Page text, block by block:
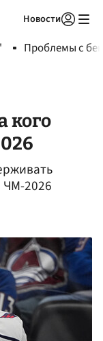
Новости
Проблемы с
кого
2026